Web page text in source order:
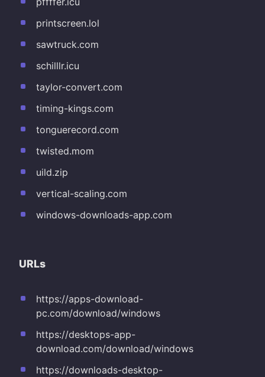
printscreen.lol
sawtruck.com
schilllr.icu
taylor-convert.com
timing-kings.com
tonguerecord.com
twisted.mom
uild.zip
vertical-scaling.com
windows-downloads-app.com
URLs
https://apps-download-
pc.com/download/windows
https://desktops-app-
download.com/download/windows
https://downloads-desktop-